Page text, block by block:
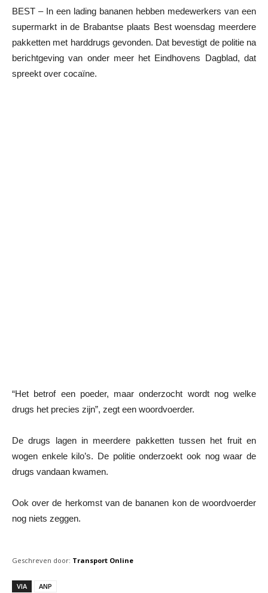
BEST – In een lading bananen hebben medewerkers van een
supermarkt in de Brabantse plaats Best woensdag meerdere
pakketten met harddrugs gevonden. Dat bevestigt de politie na
berichtgeving van onder meer het Eindhovens Dagblad, dat
spreekt over cocaïne.
“Het betrof een poeder, maar onderzocht wordt nog welke
drugs het precies zijn”, zegt een woordvoerder.
De drugs lagen in meerdere pakketten tussen het fruit en
wogen enkele kilo’s. De politie onderzoekt ook nog waar de
drugs vandaan kwamen.
Ook over de herkomst van de bananen kon de woordvoerder
nog niets zeggen.
Geschreven door: Transport Online
VIA ANP